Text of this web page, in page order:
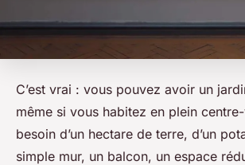
C’est vrai : vous pouvez avoir un
même si vous habitez en plein
besoin d’un hectare de terre, d’un
simple mur, un balcon, un espace